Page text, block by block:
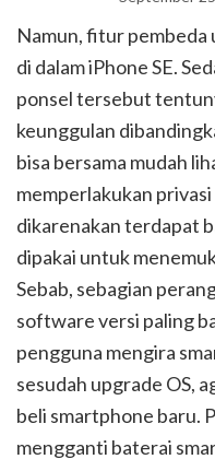
Namun, fitur pembeda
di dalam iPhone SE.
ponsel tersebut
keunggulan
bisa bersama mudah
memperlakukan
dikarenakan terdapat
dipakai untuk
Sebab, sebagian
software versi paling
pengguna mengira
sesudah upgrade OS,
beli smartphone baru.
mengganti baterai